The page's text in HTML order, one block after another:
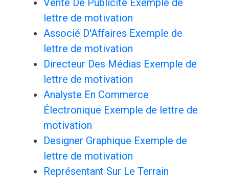
Vente De Publicité Exemple de
lettre de motivation
Associé D'Affaires Exemple de
lettre de motivation
Directeur Des Médias Exemple de
lettre de motivation
Analyste En Commerce
Électronique Exemple de lettre de
motivation
Designer Graphique Exemple de
lettre de motivation
Représentant Sur Le Terrain